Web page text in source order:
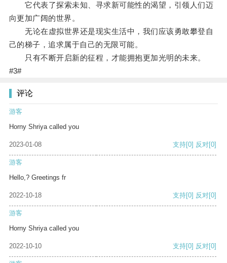
它代表了探索未知、寻求新可能性的渴望，引领人们迈
向更加广阔的世界。
无论在虚拟世界还是现实生活中，我们应该勇敢攀登自
己的梯子，追求属于自己的无限可能。
只有不断开启新的征程，才能拥抱更加光明的未来。
#3#
评论
游客
Horny Shriya called you
2023-01-08 支持[0] 反对[0]
游客
Hello,? Greetings fr
2022-10-18 支持[0] 反对[0]
游客
Horny Shriya called you
2022-10-10 支持[0] 反对[0]